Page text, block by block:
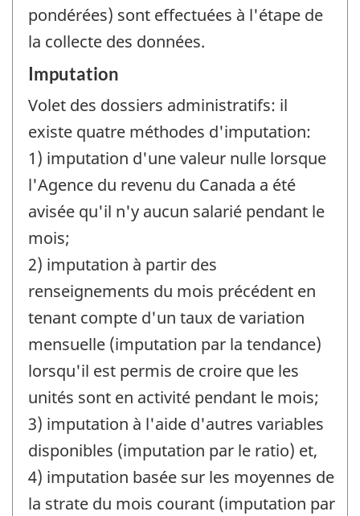
pondérées) sont effectuées à l'étape de
la collecte des données.
Imputation
Volet des dossiers administratifs: il
existe quatre méthodes d'imputation:
1) imputation d'une valeur nulle lorsque
l'Agence du revenu du Canada a été
avisée qu'il n'y aucun salarié pendant le
mois;
2) imputation à partir des
renseignements du mois précédent en
tenant compte d'un taux de variation
mensuelle (imputation par la tendance)
lorsqu'il est permis de croire que les
unités sont en activité pendant le mois;
3) imputation à l'aide d'autres variables
disponibles (imputation par le ratio) et,
4) imputation basée sur les moyennes de
la strate du mois courant (imputation par